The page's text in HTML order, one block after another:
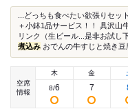
...どっちも食べたい欲張りセ
＋小鉢1品サービス！！ 具沢山
リンク（生ビール...是非お試
煮込み おでんの牛すじと焼き豆
空席
情報
木
8/6
金
7